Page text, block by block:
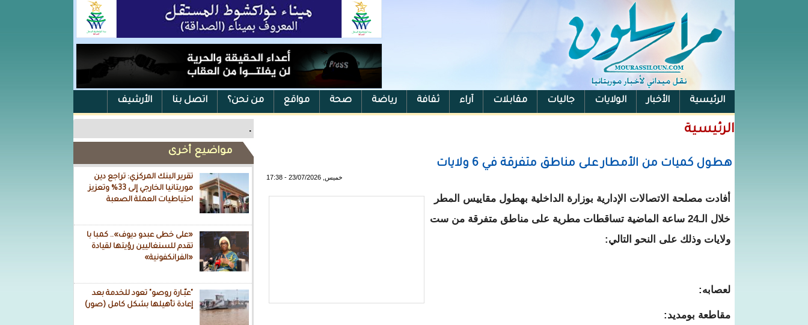
الرئيسية الأخبار الولايات جاليات مقابلات آراء ثقافة رياضة صحة مواقع من نحن؟ اتصل بنا الأرشيف
الفيس بوك .
مواضيع أخرى
تقرير البنك المركزي: تراجع دين
موريتانيا الخارجي إلى 33% وتعزيز
احتياطيات العملة الصعبة
«على خطى عبدو ديوف».. كمبا با
تقدم للسنغاليين رؤيتها لقيادة
«الفرانكفونية»
"عبّـارة روصو" تعود للخدمة بعد
إعادة تأهيلها بشكل كامل (صور)
الرئيسية
هطول كميات من الأمطار على مناطق متفرقة في 6 ولايات
خميس, 23/07/2026 - 17:38
أفادت مصلحة الاتصالات الإدارية بوزارة الداخلية بهطول مقاييس المطر
خلال الـ24 ساعة الماضية تساقطات مطرية على مناطق متفرقة من ست
ولايات وذلك على النحو التالي:
لعصابه:
مقاطعة بومديد: